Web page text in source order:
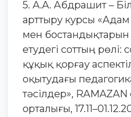
5. А.А. Абдрашит –
арттыру курсы
мен бостандықтарын
етудегі соттың рөлі:
құқық қорғау
оқытудағы
тәсілдер», RAMAZAN
орталығы,